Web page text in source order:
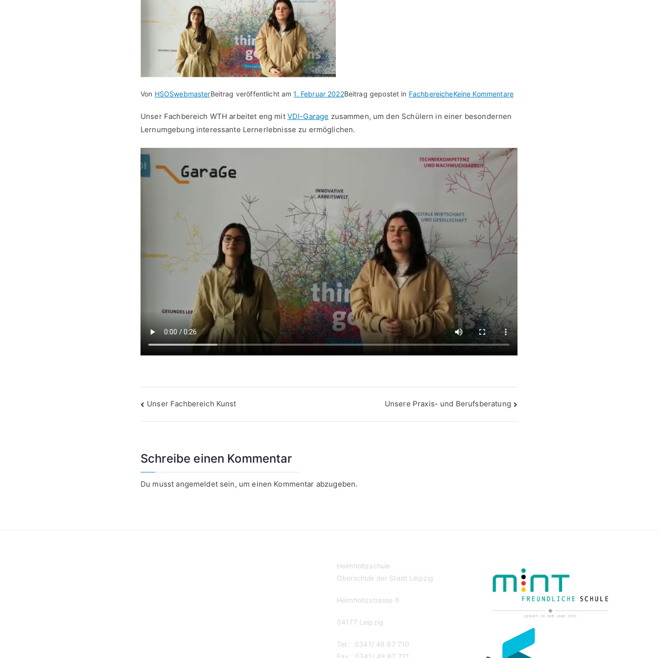
Von HSOSwebmasterBeitrag veröffentlicht am1. Februar 2022Beitrag gepostet in FachbereicheKeine Kommentarezu
Unser Fachbereich WTH arbeitet eng mit VDI-Garage zusammen, um den Schülern in einer besondernen
Lernumgebung interessante Lernerlebnisse zu ermöglichen.
Beitragsnavigation
Unser Fachbereich Kunst Unsere Praxis- und Berufsberatung
Schreibe einen Kommentar
Du musstangemeldetsein, um einen Kommentar abzugeben.
Helmholtzschule
Oberschule der Stadt Leipzig
Helmholtzstrasse 6
04177 Leipzig
Tel.: 0341/ 48 67 710
Fax.: 0341/ 48 67 721